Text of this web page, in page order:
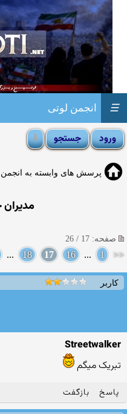
انجمن لوتی ☰
پرسش های وابسته به انجمن
صفحه: 17 / 26
<<
1
...
16
17
18
...
کاربر
Streetwalker
تبریک میگم
پاسخ بازگفت